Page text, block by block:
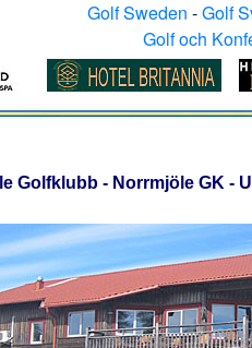
Golf Sweden -Golf
Golf och
e Golfklubb - Norrmjöle GK -